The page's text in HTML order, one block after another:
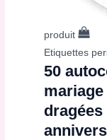
produit
Etiquettes
50